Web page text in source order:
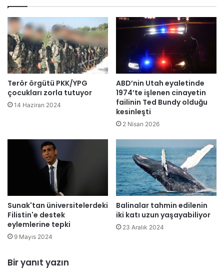
d
e
n
b
a
i
i
l
a
r
l
a
i
r
P
r
o
e
s
i
”
d
a
L
e
f
e
Terör örgütü PKK/YPG
çocukları zorla tutuyor
14 Haziran 2024
ABD’nin Utah eyaletinde
1974’te işlenen cinayetin
failinin Ted Bundy olduğu
kesinleşti
2 Nisan 2026
Sunak'tan üniversitelerdeki
Filistin'e destek
eylemlerine tepki
9 Mayıs 2024
Balinalar tahmin edilenin
iki katı uzun yaşayabiliyor
23 Aralık 2024
Bir yanıt yazın